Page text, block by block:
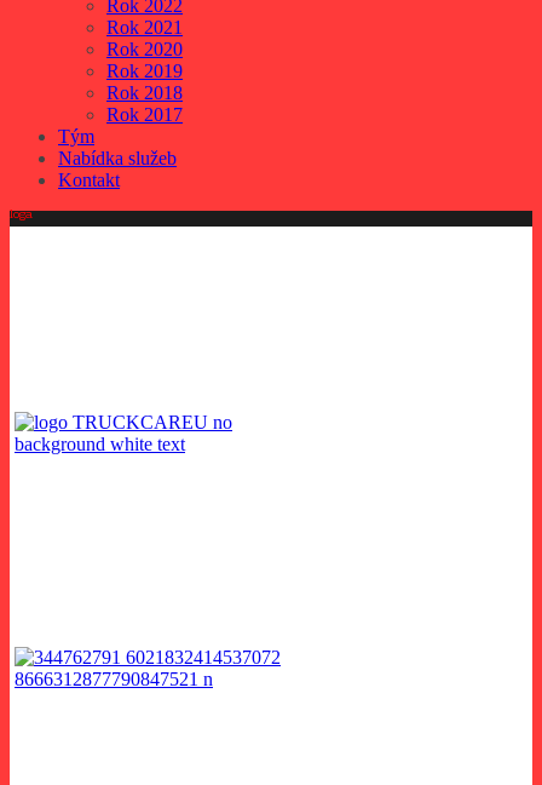
Rok 2022
Rok 2021
Rok 2020
Rok 2019
Rok 2018
Rok 2017
Tým
Nabídka služeb
Kontakt
loga